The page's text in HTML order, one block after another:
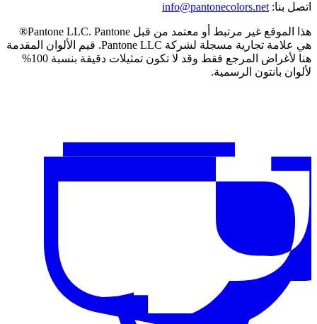
اتصل بنا:
info@pantonecolors.net
هذا الموقع غير مرتبط أو معتمد من قبل Pantone LLC. Pantone®
هي علامة تجارية مسجلة لشركة Pantone LLC. قيم الألوان المقدمة
هنا لأغراض المرجع فقط وقد لا تكون تمثيلات دقيقة بنسبة 100%
لألوان بانتون الرسمية.